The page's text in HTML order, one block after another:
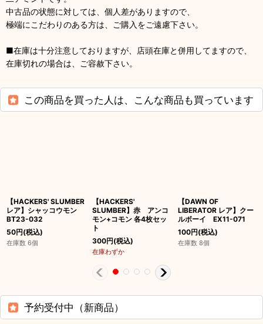
中古品の状態に対しては、個人差がありますので、
極端にこだわりのある方は、ご購入をご遠慮下さい。
■在庫は十分注意しておりますが、店頭在庫と併用してますので、
在庫切れの場合は、ご容赦下さい。
この商品を買った人は、こんな商品も買っています
【HACKERS' SLUMBER
レア】シャッコウモン
BT23-032
50円(税込)
在庫数 6個
【HACKERS'
SLUMBER】赤 アンコ
モン+コモン 各4枚セッ
ト
300円(税込)
在庫わずか
【DAWN OF
LIBERATOR レア】クー
ルボーイ EX11-071
100円(税込)
在庫数 8個
予約受付中（新商品）